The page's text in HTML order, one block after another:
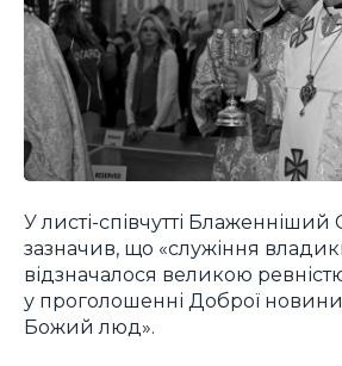
У листі-співчутті Блаженніший
зазначив, що «служіння
відзначалося великою
у проголошенні Доброї
Божий люд».